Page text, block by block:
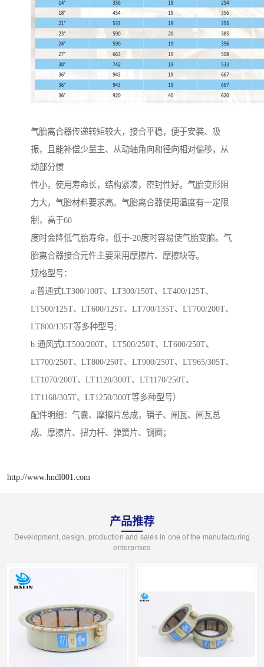
气胎离合器传递转矩较大，接合平稳，便于安装、吸
振，且能补偿少量主、从动轴角向和径向相对偏移，从
动部分惯
性小，使用寿命长，结构紧凑，密封性好。气胎变形阻
力大，气胎材料要求高。气胎离合器使用温度有一定限
制，高于60
度时会降低气胎寿命，低于-20度时容易使气胎变脆。气
胎离合器接合元件主要采用摩擦片、摩擦块等。
规格型号：
a:普通式LT300/100T、LT300/150T、LT400/125T、
LT500/125T、LT600/125T、LT700/135T、LT700/200T、
LT800/135T等多种型号;
b.通风式LT500/200T、LT500/250T、LT600/250T、
LT700/250T、LT800/250T、LT900/250T、LT965/305T、
LT1070/200T、LT1120/300T、LT1170/250T、
LT1168/305T、LT1250/300T等多种型号）
配件明细：气囊、摩擦片总成，销子、闸瓦、闸瓦总
成、摩擦片、扭力杆、弹簧片、钢圈；
http://www.hndl001.com
产品推荐
Development, design, production and sales in one of the manufacturing
enterprises